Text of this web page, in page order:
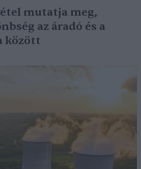
mutatja meg,
az áradó és a
között